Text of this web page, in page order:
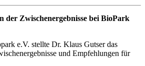
der Zwischenergebnisse bei BioPark
e.V. stellte Dr. Klaus Gutser das
und Empfehlungen für